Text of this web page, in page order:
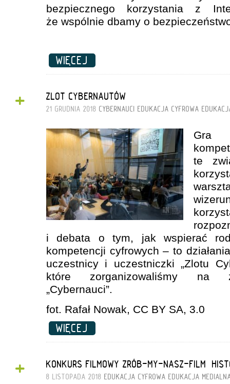
bezpiecznego korzystania z
że wspólnie dbamy o
WIĘCEJ
+ ZLOT CYBERNAUTÓW
21 GRUDNIA 2018 CYBERNAUCI EDUKACJA CYFROWA
Gra
te
i debata o tym, jak wspierać
kompetencji cyfrowych – to
uczestnicy i uczestniczki „Zlotu
które zorganizowaliśmy na
„Cybernauci”.
fot. Rafał Nowak, CC BY SA, 3.0
WIĘCEJ
+ KONKURS FILMOWY ZRÓB-MY-NASZ-FILM
8 LISTOPADA 2018 EDUKACJA CYFROWA EDUKACJA